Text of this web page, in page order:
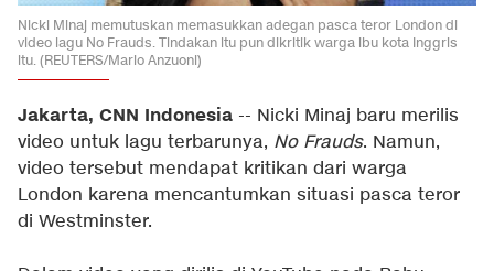
Nicki Minaj memutuskan memasukkan adegan pasca teror London di
video lagu No Frauds. Tindakan itu pun dikritik warga ibu kota Inggris
itu. (REUTERS/Mario Anzuoni)
Jakarta, CNN Indonesia -- Nicki Minaj baru merilis
video untuk lagu terbarunya, No Frauds. Namun,
video tersebut mendapat kritikan dari warga
London karena mencantumkan situasi pasca teror
di Westminster.